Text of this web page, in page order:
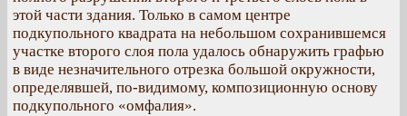
этой части здания. Только в самом центре
подкупольного квадрата на небольшом сохранившемся
участке второго слоя пола удалось обнаружить графью
в виде незначительного отрезка большой окружности,
определявшей, по-видимому, композиционную основу
подкупольного «омфалия».